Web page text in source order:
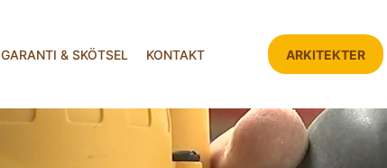
GARANTI & SKÖTSEL KONTAKT ARKITEKTER